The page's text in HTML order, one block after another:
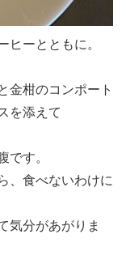
ヒーとともに。
金柑のコンポート
を添えて
です。
、食べないわけに
気分があがりま